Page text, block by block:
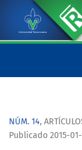
La pérdida de la
NÚM. 14,
Publicado 2015-01-